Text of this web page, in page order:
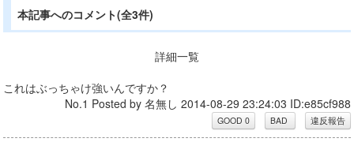
本記事へのコメント(全3件)
詳細一覧
これはぶっちゃけ強いんですか？
No.1 Posted by 名無し 2014-08-29 23:24:03 ID:e85cf988